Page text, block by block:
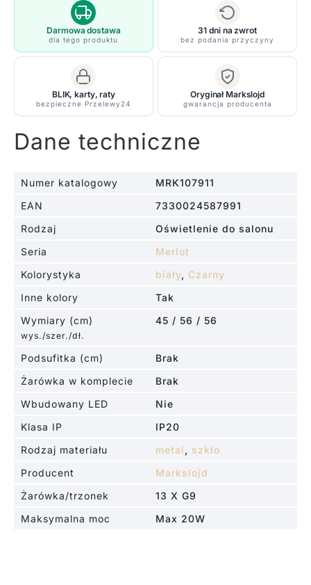
kolorze
z
mlecznymi
Darmowa dostawa
dla tego produktu
31 dni na zwrot
bez podania przyczyny
BLIK, karty, raty
bezpieczne Przelewy24
Oryginał Markslojd
gwarancja producenta
Dane techniczne
Numer katalogowy
MRK107911
EAN
7330024587991
Rodzaj
Oświetlenie do salonu
Seria
Merlot
Kolorystyka
biały, Czarny
Inne kolory
Tak
Wymiary (cm)
wys./szer./dł.
45 / 56 / 56
Podsufitka (cm)
Brak
Żarówka w komplecie
Brak
Wbudowany LED
Nie
Klasa IP
IP20
Rodzaj materiału
metal , szkło
Producent
Markslojd
Żarówka/trzonek
13 X G9
Maksymalna moc
Max 20W